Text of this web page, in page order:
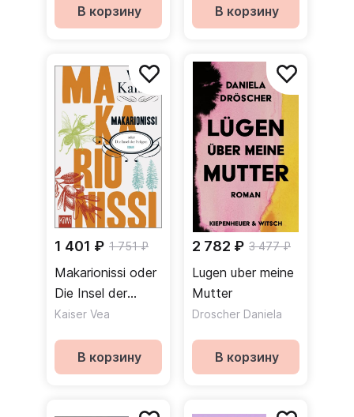
В корзину
Kriegstagebücher
1943-1945
В корзину
1 401 ₽ 1 751 ₽
Makarionissi oder
Die Insel der
Seligen
Kaiser Vea
В корзину
2 782 ₽ 3 477 ₽
Lugen uber meine
Mutter
Droscher Daniela
В корзину